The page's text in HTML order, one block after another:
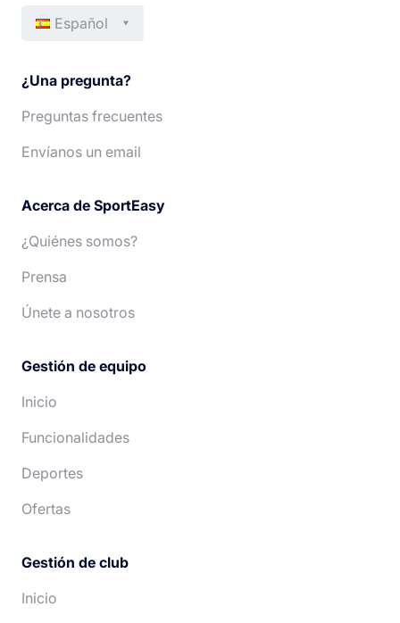
Español
Deutsch
¿Una pregunta?
Preguntas frecuentes
Envíanos un email
Acerca de SportEasy
¿Quiénes somos?
Prensa
Únete a nosotros
Gestión de equipo
Inicio
Funcionalidades
Deportes
Ofertas
Gestión de club
Inicio